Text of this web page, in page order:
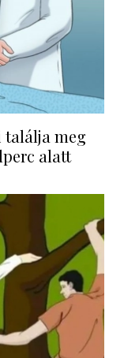
találja meg
alatt